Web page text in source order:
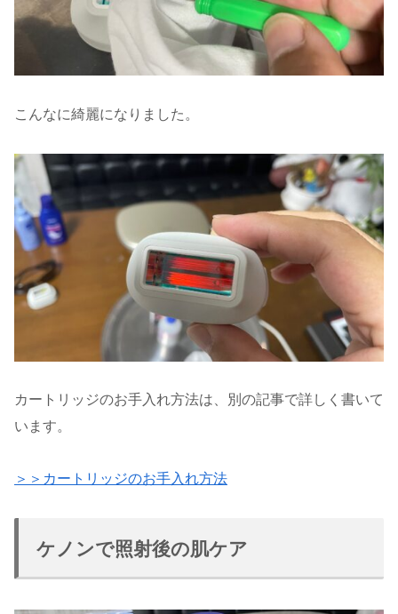
こんなに綺麗になりました。
カートリッジのお手入れ方法は、別の記事で詳しく書いて
います。
＞＞カートリッジのお手入れ方法
ケノンで照射後の肌ケア